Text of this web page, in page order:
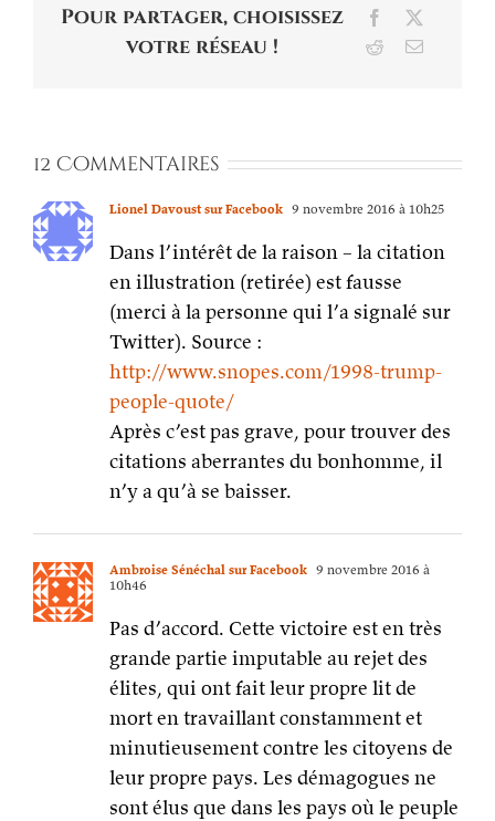
Pour partager, choisissez
votre réseau !
Facebook
RedditEmail
12 Commentaires
Lionel Davoust sur Facebook 9 novembre 2016 à 10h25
Dans l’intérêt de la raison – la citation
en illustration (retirée) est fausse
(merci à la personne qui l’a signalé sur
Twitter). Source :
http://www.snopes.com/1998-trump-
people-quote/
Après c’est pas grave, pour trouver des
citations aberrantes du bonhomme, il
n’y a qu’à se baisser.
Ambroise Sénéchal sur Facebook 9 novembre 2016 à
10h46
Pas d’accord. Cette victoire est en très
grande partie imputable au rejet des
élites, qui ont fait leur propre lit de
mort en travaillant constamment et
minutieusement contre les citoyens de
leur propre pays. Les démagogues ne
sont élus que dans les pays où le peuple